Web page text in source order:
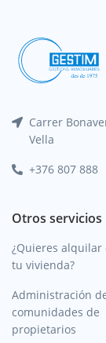
Carrer
Vella
+376 807 888
Otros servicios
¿Quieres alquilar
tu vivienda?
Administración
comunidades de
propietarios